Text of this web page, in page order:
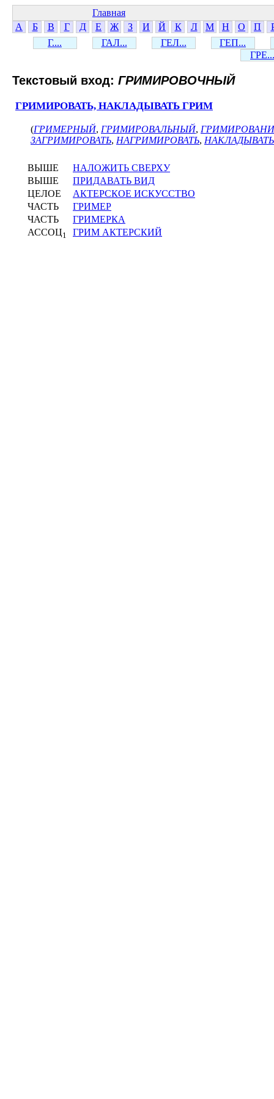
Главная
А
Б В Г Д Е Ж З И Й К Л М Н О П
Г....
ГАЛ... ГЕЛ...
ГЕП...
ГРЕ...
Текстовый вход: ГРИМИРОВОЧНЫЙ
ГРИМИРОВАТЬ, НАКЛАДЫВАТЬ ГРИМ
(ГРИМЕРНЫЙ, ГРИМИРОВАЛЬНЫЙ,
ЗАГРИМИРОВАТЬ, НАГРИМИРОВАТЬ,
ВЫШЕ
НАЛОЖИТЬ СВЕРХУ
ВЫШЕ
ПРИДАВАТЬ ВИД
ЦЕЛОЕ
АКТЕРСКОЕ ИСКУССТВО
ЧАСТЬ
ГРИМЕР
ЧАСТЬ
ГРИМЕРКА
АССОЦ1 ГРИМ АКТЕРСКИЙ